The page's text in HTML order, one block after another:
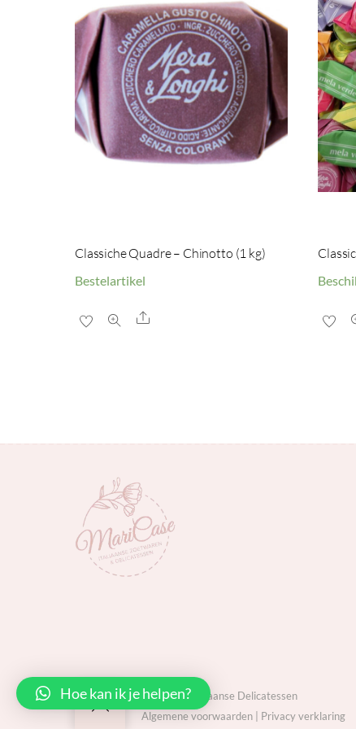
Classiche Quadre – Chinotto (1 kg)
Bestelartikel
Share
Back
MariCase Italiaanse Delicatessen
Algemene voorwaarden| Privacy verklaring
Hoe kan ik je helpen?